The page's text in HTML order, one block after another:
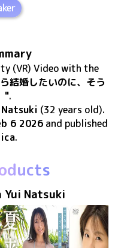
(VR) Videowith the
結婚したいのに、そう
".
(32 years old).
6 2026 and published
.
Yui Natsuki